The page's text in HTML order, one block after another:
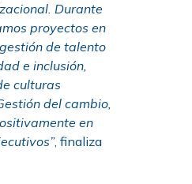
Durante
proyectos en
de talento
e inclusión,
culturas
del cambio,
en
, finaliza